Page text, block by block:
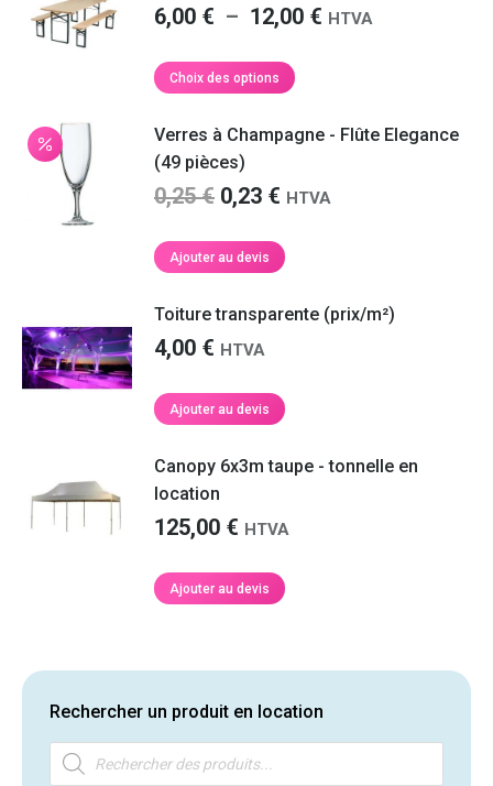
6,00 € – 12,00 € Plage
à
HTVA
Choix des options
Ce
plusieurs
Les
sur
Verres à Champagne - Flûte Elegance
(49 pièces)
0,25€ Le
initial
0,25 €.
0,23 € Le
actuel
0,23 €.
HTVA
Ajouter au devis
Toiture transparente (prix/m²)
4,00 € HTVA
Ajouter au devis
Canopy 6x3m taupe - tonnelle en
location
125,00 € HTVA
Ajouter au devis
Rechercher un produit en location
Recherche
de
produits